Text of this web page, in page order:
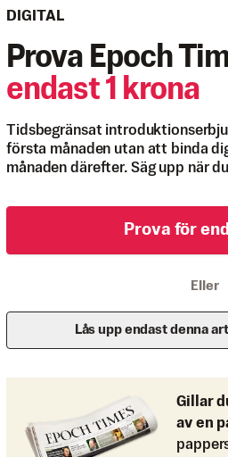
DIGITAL
Prova Epoch
endast 1 krona
Tidsbegränsat
första månaden utan att binda
månaden därefter. Säg upp när
Prova för
Eller
Lås upp endast denna
Gillar
av en